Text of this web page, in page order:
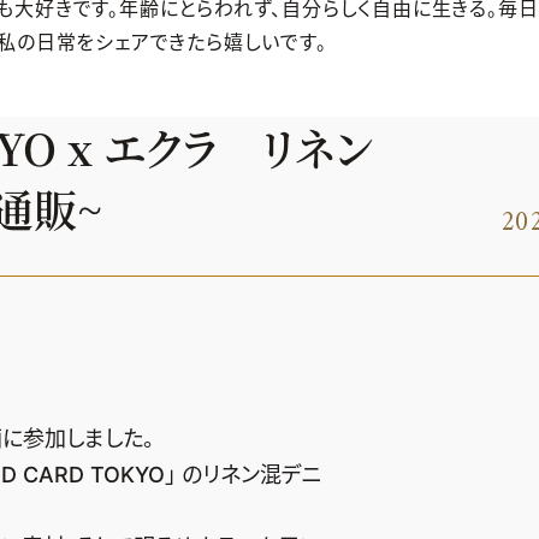
好きです。年齢にとらわれず、自分らしく自由に生きる。毎
の日常をシェアできたら嬉しいです。
x エクラ リネン
販~
参加しました。
CARD TOKYO」 のリネン混デニ